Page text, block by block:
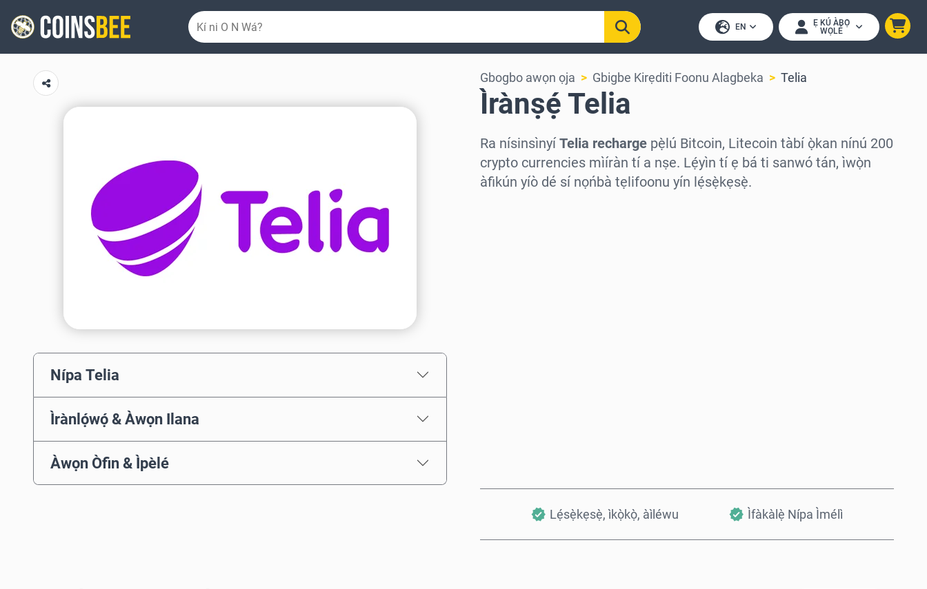
EN
Ẹ KÚ ÀBỌ̀
WỌLÉ
Nípa Telia
Ìrànlọ́wọ́ & Àwọn Ilana
Àwọn Òfin & Ìpèlé
Gbogbo awọn ọja Gbigbe Kirẹditi Foonu Alagbeka Telia
Ìrànṣẹ́ Telia
Ra nísinsìnyíTelia recharge pẹ̀lú Bitcoin, Litecoin tàbí ọ̀kan nínú 200
crypto currencies mìíràn tí a nṣe. Lẹ́yìn tí ẹ bá ti sanwó tán, ìwọ̀n
àfikún yíò dé sí nọńbà tẹlifoonu yín lẹ́sẹ̀kẹsẹ̀.
Lẹ́sẹ̀kẹsẹ̀, ìkọ̀kọ̀, àìléwu Ìfàkàlẹ̀ Nípa Ìmélì